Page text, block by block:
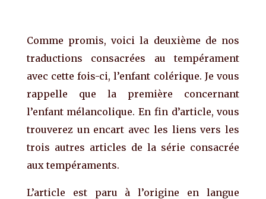
Comme promis, voici la deuxième de nos
traductions consacrées au tempérament
avec cette fois-ci, l’enfant colérique. Je vous
rappelle que la première concernant
l’enfant mélancolique. En fin d’article, vous
trouverez un encart avec les liens vers les
trois autres articles de la série consacrée
aux tempéraments.
L’article est paru à l’origine en langue